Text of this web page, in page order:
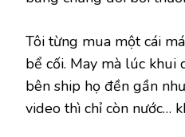
Tôi từng mua một cái
bể cối. May mà lúc khui
bên ship họ đền gần
video thì chỉ còn nước…